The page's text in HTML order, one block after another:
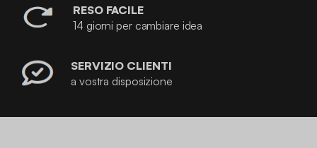
RESO FACILE
14 giorni per cambiare idea
SERVIZIO CLIENTI
a vostra disposizione